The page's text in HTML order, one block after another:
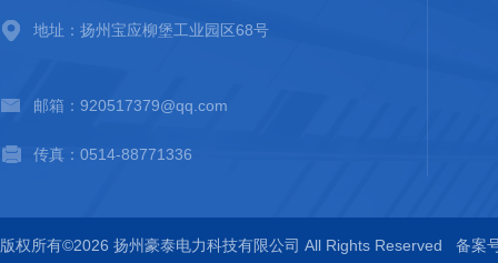
地址：扬州宝应柳堡工业园区68号
邮箱：920517379@qq.com
传真：0514-88771336
版权所有©2026 扬州豪泰电力科技有限公司 All Rights Reserved 备案